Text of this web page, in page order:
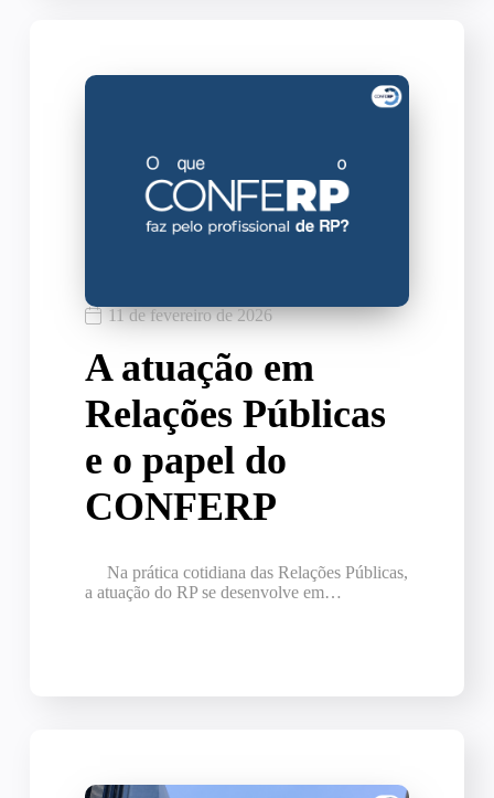
11 de fevereiro de 2026
A atuação em
Relações Públicas
e o papel do
CONFERP
Na prática cotidiana das Relações Públicas,
a atuação do RP se desenvolve em…